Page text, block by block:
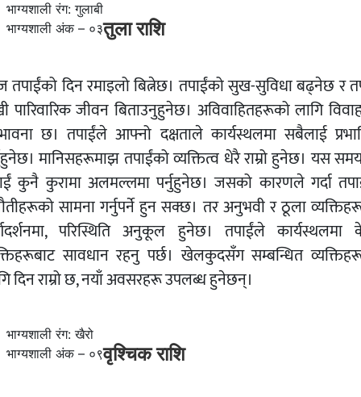
भाग्यशाली रंग: गुलाबी
भाग्यशाली अंक – ०३तुला राशि
दिन रमाइलो बित्नेछ। तपाईंको सुख-सुविधा बढ्नेछ र
पारिवारिक जीवन बिताउनुहुनेछ। अविवाहितहरूको लागि
छ। तपाईंले आफ्नो दक्षताले कार्यस्थलमा सबैलाई
मानिसहरूमाझ तपाईंको व्यक्तित्व धेरै राम्रो हुनेछ। यस
कुनै कुरामा अलमल्लमा पर्नुहुनेछ। जसको कारणले गर्दा
सामना गर्नुपर्ने हुन सक्छ। तर अनुभवी र ठूला
परिस्थिति अनुकूल हुनेछ। तपाईंले कार्यस्थलमा
सावधान रहनु पर्छ। खेलकुदसँग सम्बन्धित
दिन राम्रो छ, नयाँ अवसरहरू उपलब्ध हुनेछन्।
भाग्यशाली रंग: खैरो
भाग्यशाली अंक – ०९वृश्चिक राशि